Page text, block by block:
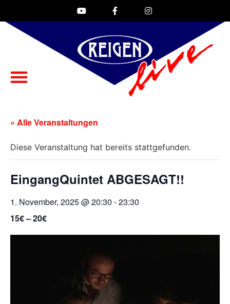
« Alle Veranstaltungen
Diese Veranstaltung hat bereits stattgefunden.
EingangQuintet ABGESAGT!!
1. November, 2025 @ 20:30 -23:30
15€ – 20€